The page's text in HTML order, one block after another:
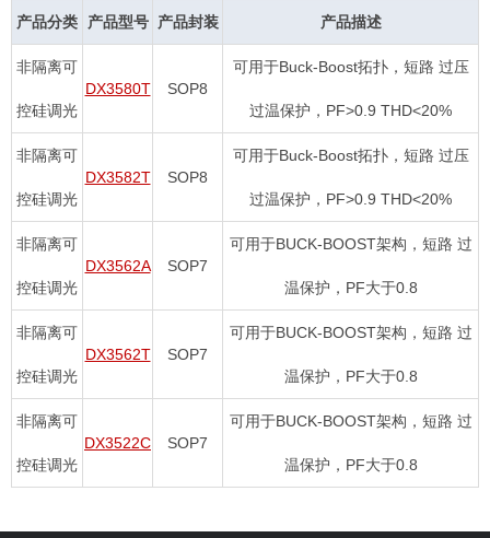
产品分类 产品型号 产品封装 产品描述
非隔离可
控硅调光
DX3580T SOP8
可用于Buck-Boost拓扑，短路 过压
过温保护，PF>0.9 THD<20%
非隔离可
控硅调光
DX3582T SOP8
可用于Buck-Boost拓扑，短路 过压
过温保护，PF>0.9 THD<20%
非隔离可
控硅调光
DX3562A SOP7
可用于BUCK-BOOST架构，短路 过
温保护，PF大于0.8
非隔离可
控硅调光
DX3562T SOP7
可用于BUCK-BOOST架构，短路 过
温保护，PF大于0.8
非隔离可
控硅调光
DX3522C SOP7
可用于BUCK-BOOST架构，短路 过
温保护，PF大于0.8